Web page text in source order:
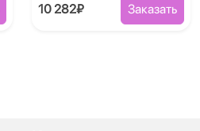
10 282₽ Заказать